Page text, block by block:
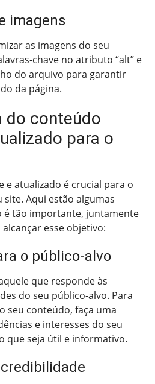
imagens
as imagens do seu
chave no atributo “alt” e
do arquivo para garantir
da página.
do conteúdo
para o
e atualizado é crucial para o
site. Aqui estão algumas
é tão importante, juntamente
esse objetivo:
o público-alvo
que responde às
do seu público-alvo. Para
seu conteúdo, faça uma
e interesses do seu
que seja útil e informativo.